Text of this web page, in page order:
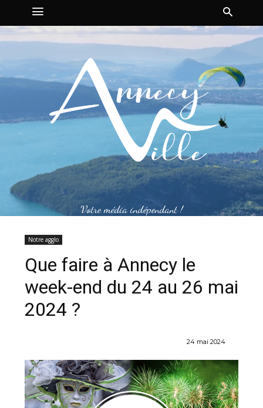
Votre média indépendant !
Notre agglo
Que faire à Annecy le
week-end du 24 au 26 mai
2024 ?
24 mai 2024